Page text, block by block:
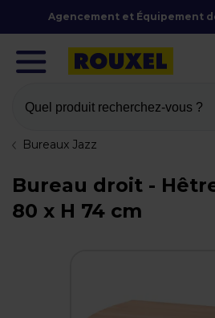
Agencement et Équipement
Quel produit recherchez-vous ?
Bureaux Jazz
Bureau droit -
80 x H 74 cm